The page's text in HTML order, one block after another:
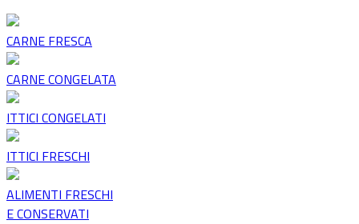
CARNE FRESCA
CARNE CONGELATA
ITTICI CONGELATI
ITTICI FRESCHI
ALIMENTI FRESCHI
E CONSERVATI